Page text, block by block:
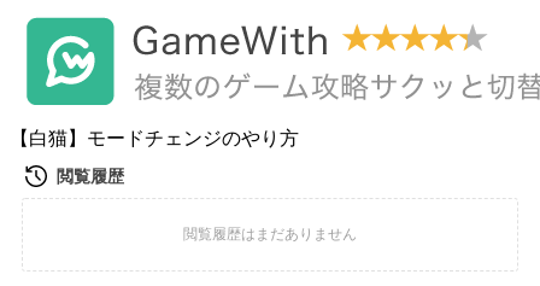
【白猫】モードチェンジのやり方